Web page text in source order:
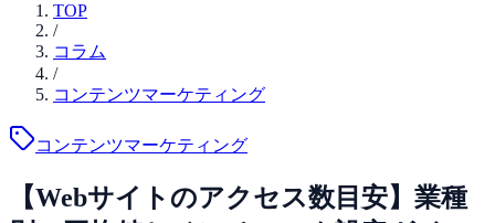
TOP
/
コラム
/
コンテンツマーケティング
コンテンツマーケティング
【Webサイトのアクセス数目安】業種